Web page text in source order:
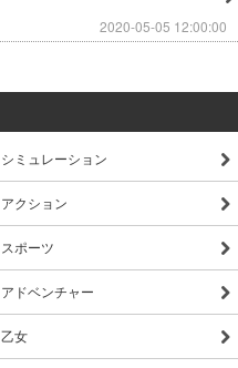
2020-05-05 12:00:00
シミュレーション
アクション
スポーツ
アドベンチャー
乙女